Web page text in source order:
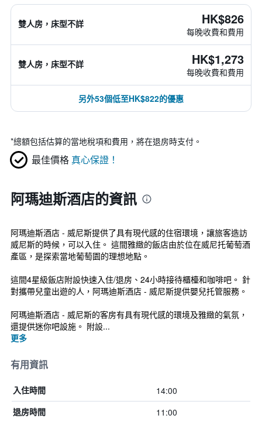
雙人房，床型不詳 HK$826
每晚收費和費用
雙人房，床型不詳 HK$1,273
每晚收費和費用
另外53個低至HK$822的優惠
*總額包括估算的當地稅項和費用，將在退房時支付。
最佳價格 真心保證！
阿瑪迪斯酒店的資訊
阿瑪迪斯酒店 - 威尼斯提供了具有現代感的住宿環境，讓旅客造訪
威尼斯的時候，可以入住。 這間雅緻的飯店由於位在威尼托葡萄酒
產區，是探索當地葡萄園的理想地點。
這間4星級飯店附設快速入住/退房、24小時接待櫃檯和咖啡吧。 針
對攜帶兒童出遊的人，阿瑪迪斯酒店 - 威尼斯提供嬰兒托管服務。
阿瑪迪斯酒店 - 威尼斯的客房有具有現代感的環境及雅緻的氣氛，
還提供迷你吧設施。 附設...
更多
有用資訊
入住時間 14:00
退房時間 11:00